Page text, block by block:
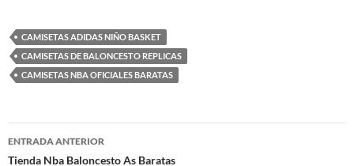
CAMISETAS ADIDAS NIÑO BASKET
CAMISETAS DE BALONCESTO REPLICAS
CAMISETAS NBA OFICIALES BARATAS
Navegación
ENTRADA ANTERIOR
Tienda Nba Baloncesto As Baratas